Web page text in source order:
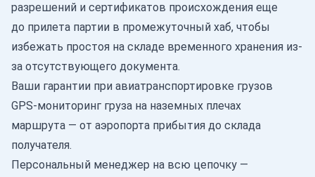
разрешений и сертификатов происхождения еще
до прилета партии в промежуточный хаб, чтобы
избежать простоя на складе временного хранения из-
за отсутствующего документа.
Ваши гарантии при авиатранспортировке грузов
GPS-мониторинг груза на наземных плечах
маршрута — от аэропорта прибытия до склада
получателя.
Персональный менеджер на всю цепочку —